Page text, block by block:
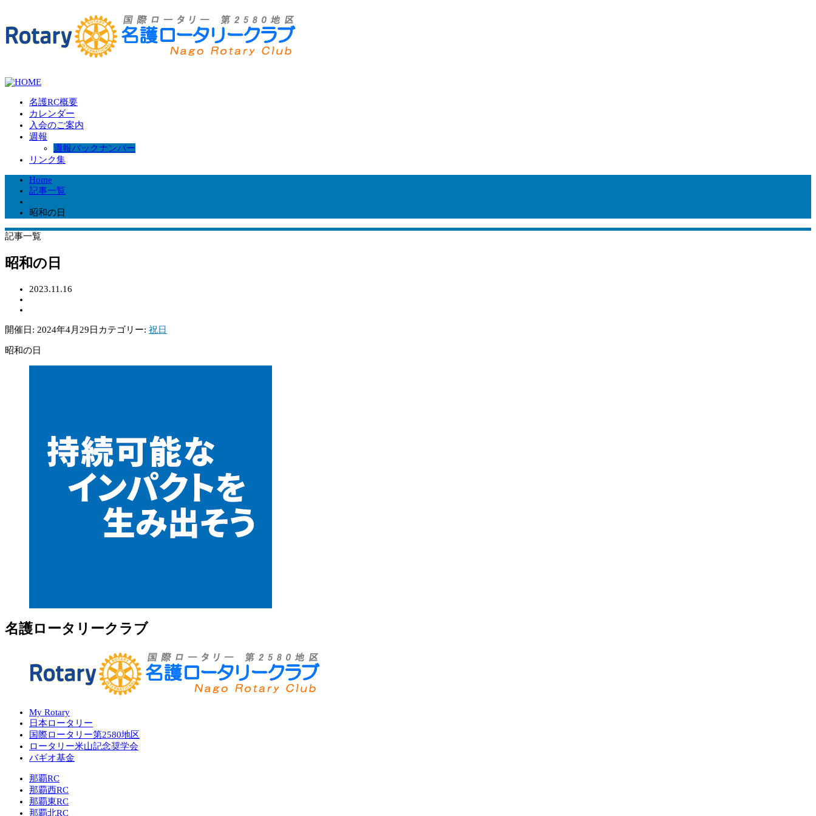
名護RC概要
カレンダー
入会のご案内
週報
週報バックナンバー
リンク集
Home
記事一覧
昭和の日
記事一覧
昭和の日
2023.11.16
開催日: 2024年4月29日 カテゴリー: 祝日
昭和の日
名護ロータリークラブ
My Rotary
日本ロータリー
国際ロータリー第2580地区
ロータリー米山記念奨学会
バギオ基金
那覇RC
那覇西RC
那覇東RC
那覇北RC